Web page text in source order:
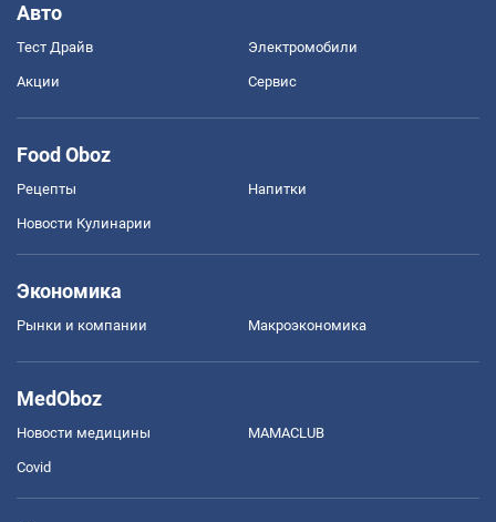
Авто
Тест Драйв Электромобили
Акции Сервис
Food Oboz
Рецепты Напитки
Новости Кулинарии
Экономика
Рынки и компании Mакроэкономика
MedOboz
Новости медицины MAMACLUB
Covid